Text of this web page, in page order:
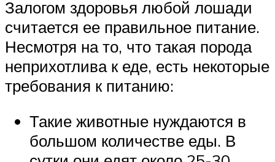
Залогом здоровья любой лошади
считается ее правильное питание.
Несмотря на то, что такая порода
неприхотлива к еде, есть некоторые
требования к питанию:
Такие животные нуждаются в
большом количестве еды. В